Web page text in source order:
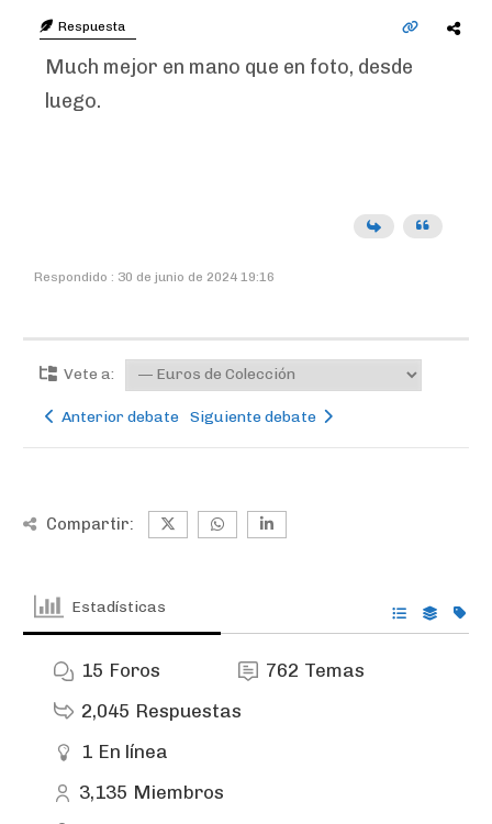
Respuesta
Much mejor en mano que en foto, desde
luego.
Respondido : 30 de junio de 2024 19:16
Vete a:
Anterior debate Siguiente debate
Compartir:
Estadísticas
15 Foros 762 Temas
2,045 Respuestas
1 En línea
3,135 Miembros